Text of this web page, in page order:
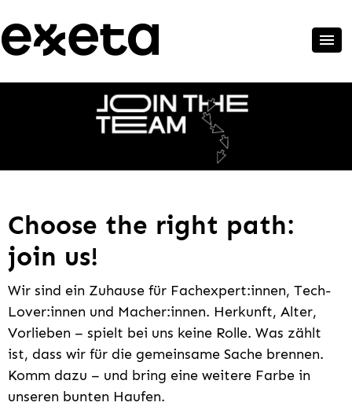
Choose the right path:
join us!
Wir sind ein Zuhause für Fachexpert:innen, Tech-
Lover:innen und Macher:innen. Herkunft, Alter,
Vorlieben – spielt bei uns keine Rolle. Was zählt
ist, dass wir für die gemeinsame Sache brennen.
Komm dazu – und bring eine weitere Farbe in
unseren bunten Haufen.